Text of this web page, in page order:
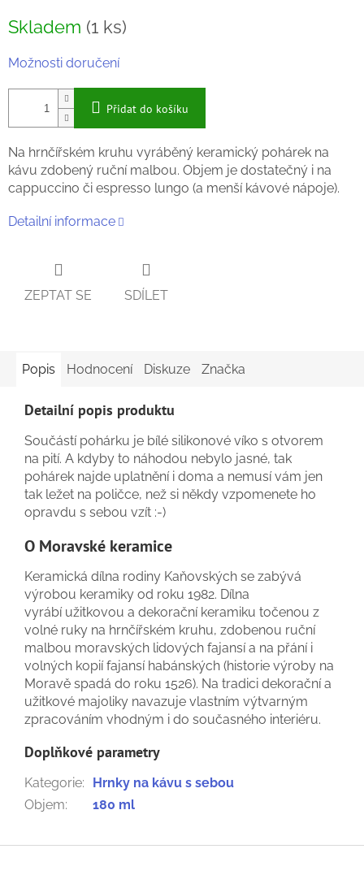
cena:
Skladem (1 ks)
Možnosti doručení
Přidat do košíku
Na hrnčířském kruhu vyráběný keramický pohárek na
kávu zdobený ruční malbou. Objem je dostatečný i na
cappuccino či espresso lungo (a menší kávové nápoje).
Detailní informace
ZEPTAT SE SDÍLET
Popis Hodnocení Diskuze Značka
Detailní popis produktu
Součástí pohárku je bílé silikonové víko s otvorem
na pití. A kdyby to náhodou nebylo jasné, tak
pohárek najde uplatnění i doma a nemusí vám jen
tak ležet na poličce, než si někdy vzpomenete ho
opravdu s sebou vzít :-)
O Moravské keramice
Keramická dílna rodiny Kaňovských se zabývá
výrobou keramiky od roku 1982. Dílna
vyrábí užitkovou a dekorační keramiku točenou z
volné ruky na hrnčířském kruhu, zdobenou ruční
malbou moravských lidových fajansí a na přání i
volných kopií fajansí habánských (historie výroby na
Moravě spadá do roku 1526). Na tradici dekorační a
užitkové majoliky navazuje vlastním výtvarným
zpracováním vhodným i do současného interiéru.
Doplňkové parametry
Kategorie:
Hrnky na kávu s sebou
Objem: 180 ml